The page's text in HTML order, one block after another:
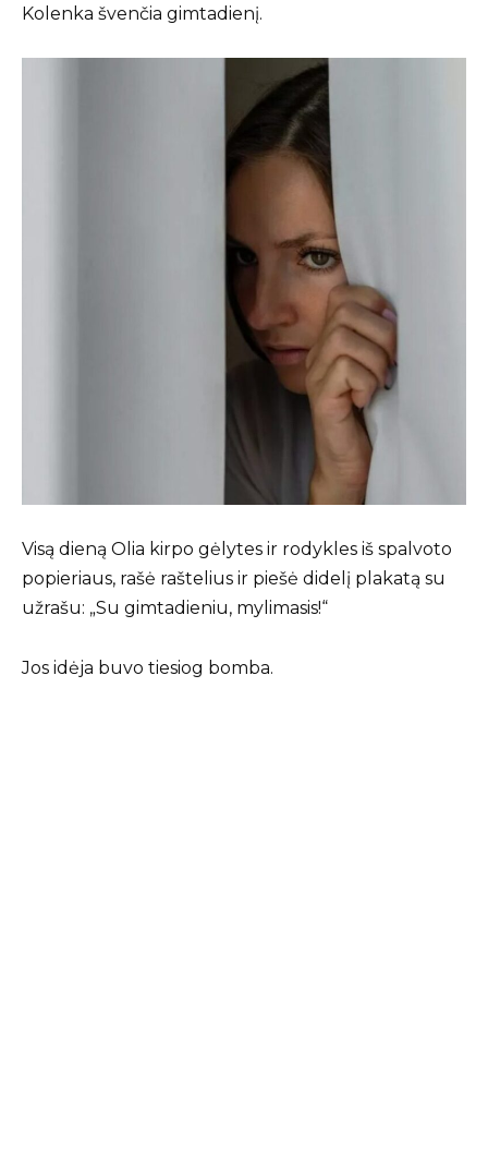
Kolenka švenčia gimtadienį.
Visą dieną Olia kirpo gėlytes ir rodykles iš spalvoto
popieriaus, rašė raštelius ir piešė didelį plakatą su
užrašu: „Su gimtadieniu, mylimasis!“
Jos idėja buvo tiesiog bomba.